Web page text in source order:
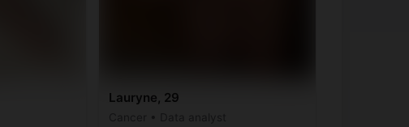
Lauryne, 29